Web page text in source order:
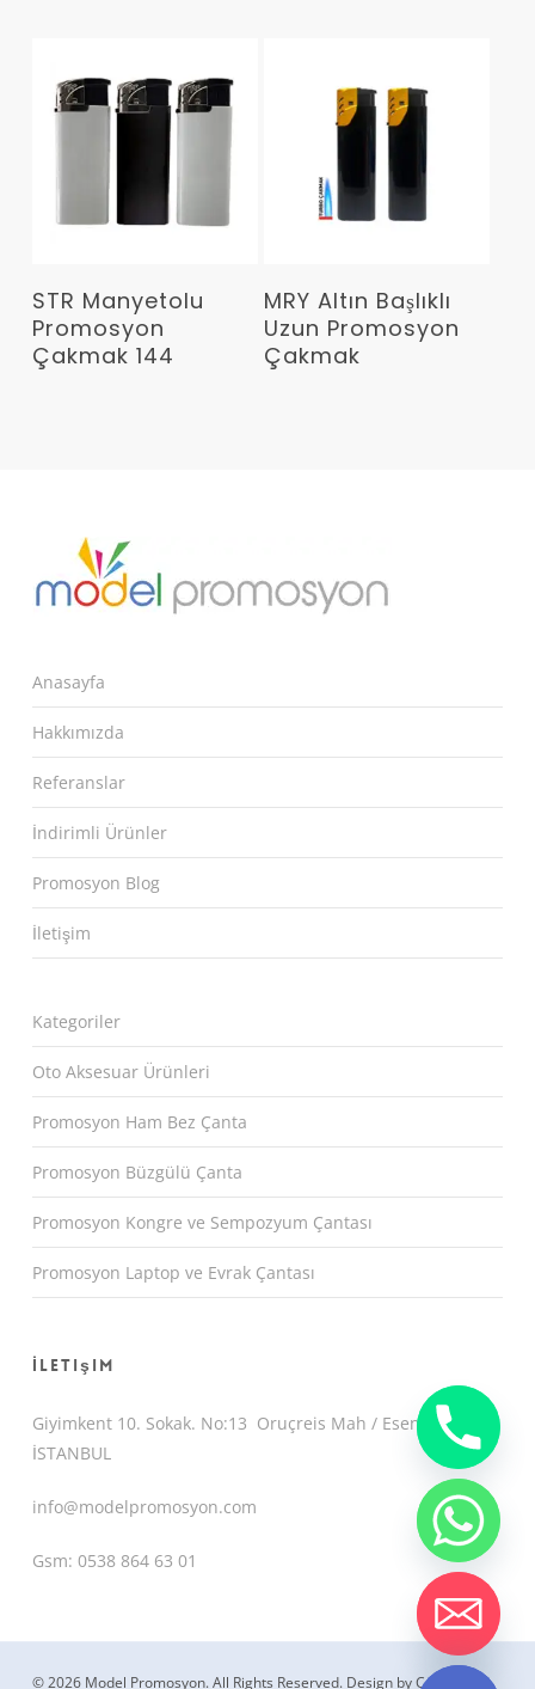
Devamını Oku
STR Manyetolu
Promosyon
Çakmak 144
Devamını Oku
MRY Altın Başlıklı
Uzun Promosyon
Çakmak
Anasayfa
Hakkımızda
Referanslar
İndirimli Ürünler
Promosyon Blog
İletişim
Kategoriler
Oto Aksesuar Ürünleri
Promosyon Ham Bez Çanta
Promosyon Büzgülü Çanta
Promosyon Kongre ve Sempozyum Çantası
Promosyon Laptop ve Evrak Çantası
İletişim
Giyimkent 10. Sokak. No:13 Oruçreis Mah / Esenler /
İSTANBUL
info@modelpromosyon.com
Gsm: 0538 864 63 01
© 2026 Model Promosyon. All Rights Reserved. Design by CemUyguc
Hide
chaty